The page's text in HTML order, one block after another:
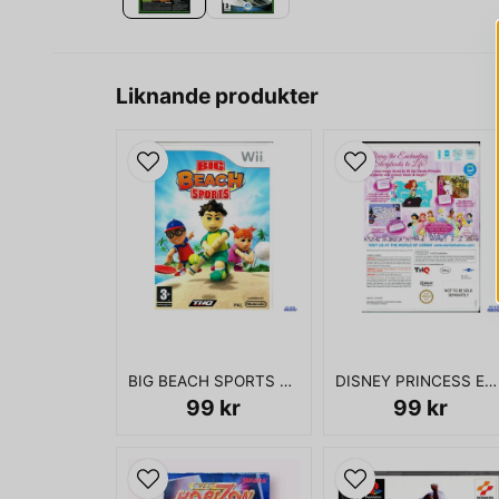
Liknande produkter
BIG BEACH SPORTS WII
99 kr
DISNEY PRINCESS ENCHANTING STORYBOOKS WII
99 kr